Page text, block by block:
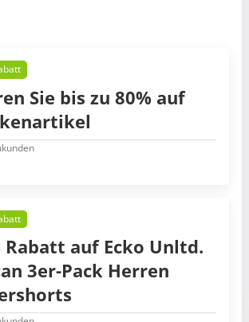
Sie bis zu 80% auf
Rabatt auf Ecko Unltd.
3er-Pack Herren